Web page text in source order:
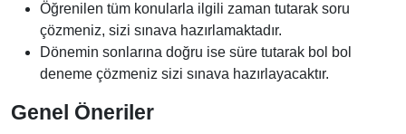
Öğrenilen tüm konularla ilgili zaman tutarak soru
çözmeniz, sizi sınava hazırlamaktadır.
Dönemin sonlarına doğru ise süre tutarak bol bol
deneme çözmeniz sizi sınava hazırlayacaktır.
Genel Öneriler